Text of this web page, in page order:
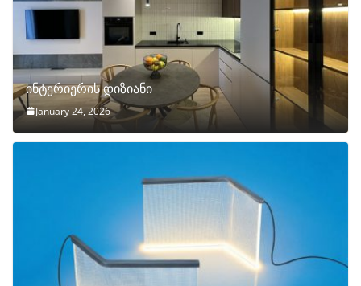
ინტერიერის დიზიანი
January 24, 2026